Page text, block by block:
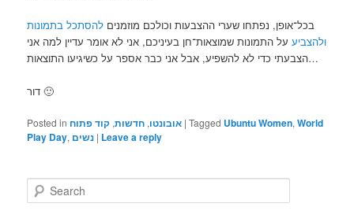
בכל־אופן, נפתחו שערי ההצבעות וכולכם מוזמנים להסתכל בתמונות
ולהצביעעל התמונות שמוצאות־חן בעיניכם, אני לא אומר עדיין למה אני
הצבעתי כדי לא להשפיע, אבל אני כבר אספר על כשיגיעו התוצאות…
דור 🙂
Posted in אובונטו, חדשות, קוד פתוח |Tagged Ubuntu Women,World
Play Day, נשים | Leave a reply
e